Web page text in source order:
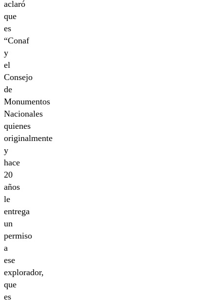
aclaró
que
es
“Conaf
y
el
Consejo
de
Monumentos
Nacionales
quienes
originalmente
y
hace
20
años
le
entrega
un
permiso
a
ese
explorador,
que
es